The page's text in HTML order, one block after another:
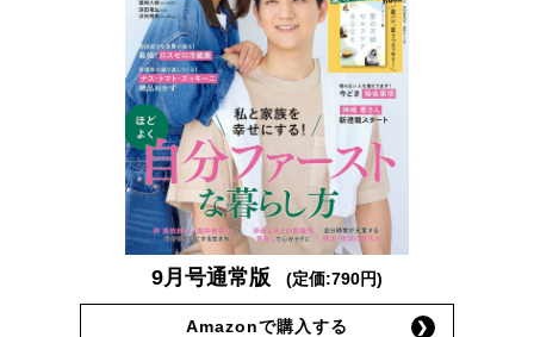
9月号通常版 (定価:790円)
Amazonで購入する